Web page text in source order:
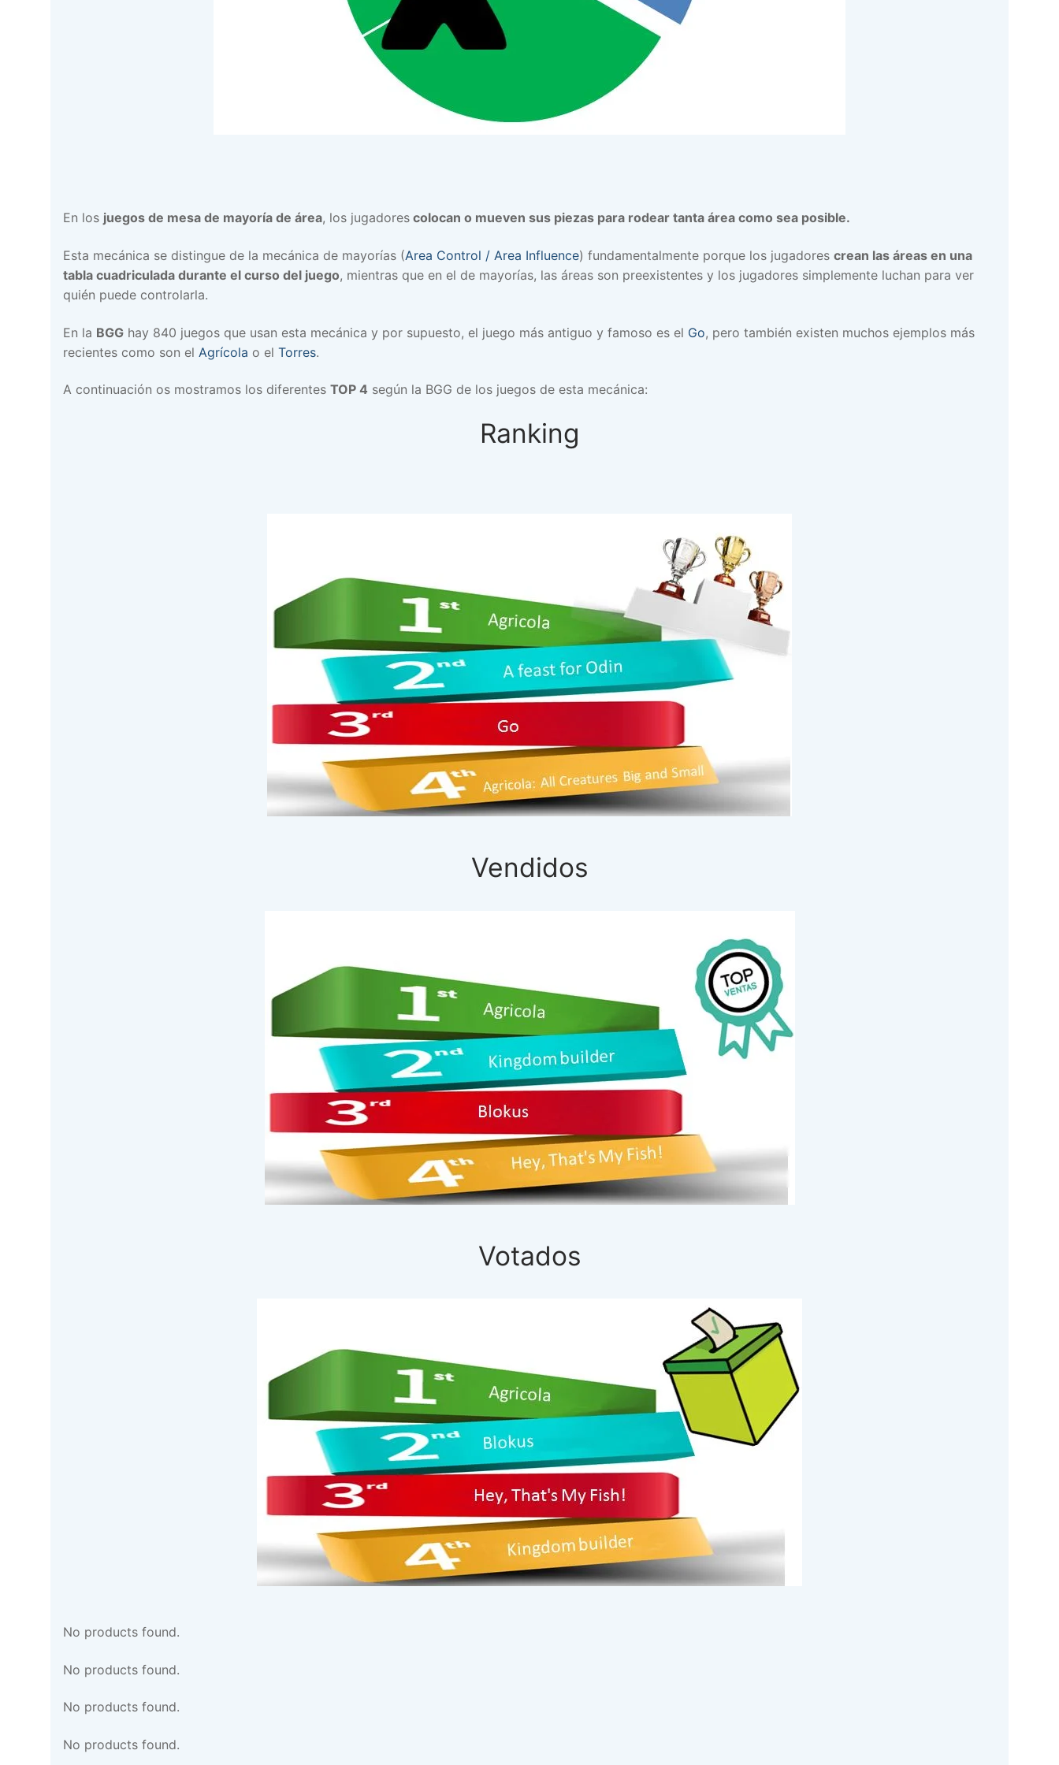
En los juegos de mesa de mayoría de área, los jugadores colocan o mueven sus piezas para rodear tanta área como sea posible.
Esta mecánica se distingue de la mecánica de mayorías (Area Control / Area Influence) fundamentalmente porque los jugadores crean las áreas en una
tabla cuadriculada durante el curso del juego, mientras que en el de mayorías, las áreas son preexistentes y los jugadores simplemente luchan para ver
quién puede controlarla.
En la BGG hay 840 juegos que usan esta mecánica y por supuesto, el juego más antiguo y famoso es el Go, pero también existen muchos ejemplos más
recientes como son el Agrícola o el Torres.
A continuación os mostramos los diferentes TOP 4 según la BGG de los juegos de esta mecánica:
Ranking
Vendidos
Votados
No products found.
No products found.
No products found.
No products found.